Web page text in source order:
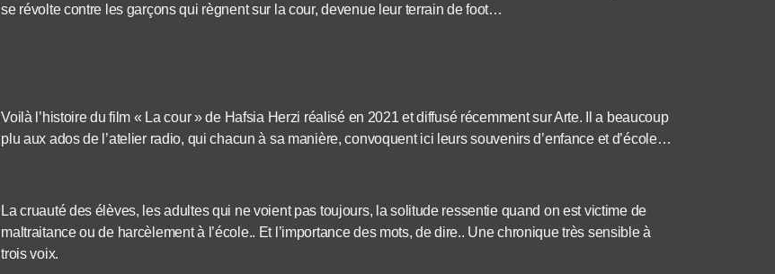
se révolte contre les garçons qui règnent sur la cour, devenue leur terrain de foot…
Voilà l’histoire du film « La cour » de Hafsia Herzi réalisé en 2021 et diffusé récemment sur Arte. Il a beaucoup
plu aux ados de l’atelier radio, qui chacun à sa manière, convoquent ici leurs souvenirs d’enfance et d’école…
La cruauté des élèves, les adultes qui ne voient pas toujours, la solitude ressentie quand on est victime de
maltraitance ou de harcèlement à l’école.. Et l’importance des mots, de dire.. Une chronique très sensible à
trois voix.